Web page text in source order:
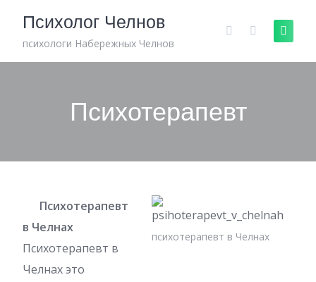
content
Психолог Челнов
психологи Набережных Челнов
Психотерапевт
психотерапевт в Челнах
Психотерапевт
в Челнах
Психотерапевт в
Челнах это